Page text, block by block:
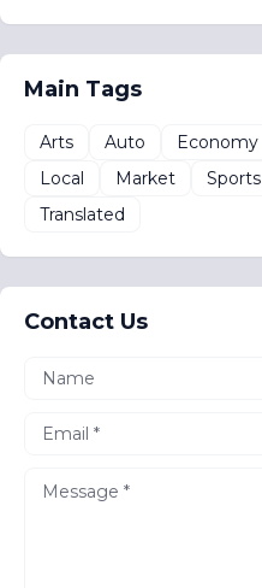
Main Tags
Arts Auto Economy
Local
Market Sports
Translated
Contact Us